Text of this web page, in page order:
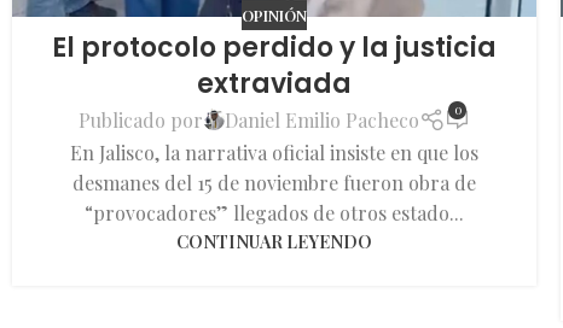
OPINIÓN
El protocolo perdido y la justicia
extraviada
Publicado por Daniel Emilio Pacheco 0
En Jalisco, la narrativa oficial insiste en que los
desmanes del 15 de noviembre fueron obra de
“provocadores” llegados de otros estado...
CONTINUAR LEYENDO